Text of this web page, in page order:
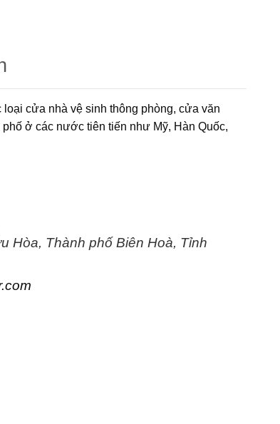
cửa nhà vệ sinh thông phòng, cửa văn
ở các nước tiên tiến như Mỹ, Hàn Quốc,
Hòa, Thành phố Biên Hoà, Tỉnh